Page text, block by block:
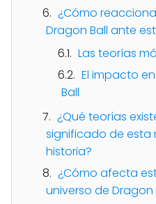
¿Cómo
Dragon Ball ante
Las teorías
El impacto
Ball
¿Qué teorías
significado de esta
historia?
¿Cómo afecta
universo de Dragon